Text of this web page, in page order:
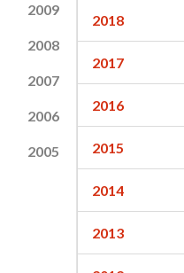
2009
2008
2007
2006
2005
2018
2017
2016
2015
2014
2013